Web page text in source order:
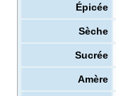
Épicée
Sèche
Sucrée
Amère